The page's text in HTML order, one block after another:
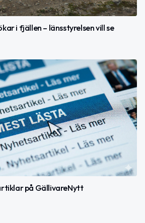
i fjällen – länsstyrelsen vill se
på GällivareNytt